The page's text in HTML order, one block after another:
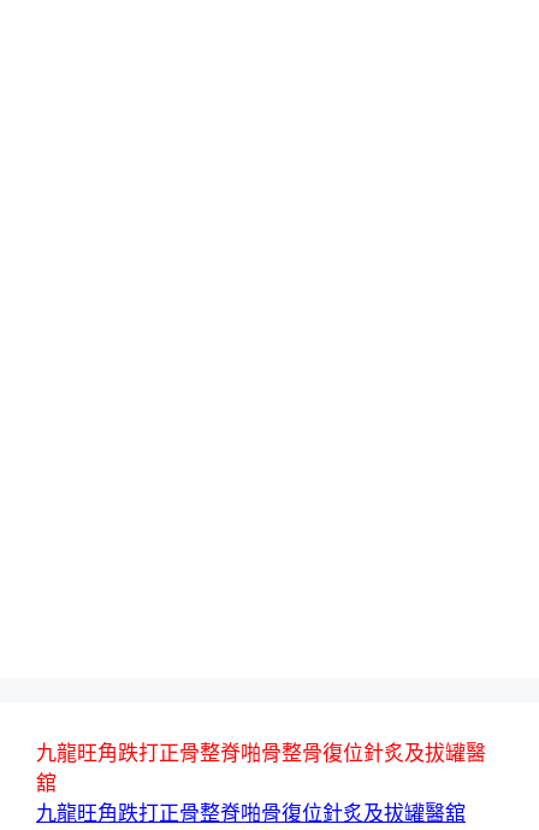
九龍旺角跌打正骨整脊啪骨整骨復位針炙及拔罐醫
舘
九龍旺角跌打正骨整脊啪骨復位針炙及拔罐醫舘